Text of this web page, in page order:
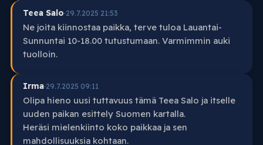
Teea Salo·29.7.2025 21:53
Ne joita kiinnostaa paikka, terve tuloa Lauantai-
Sunnuntai 10-18.00 tutustumaan. Varmimmin auki
tuolloin.
Irma·29.7.2025 09:11
Olipa hieno uusi tuttavuus tämä Teea Salo ja itselle
uuden paikan esittely Suomen kartalla.
Heräsi mielenkiinto koko paikkaa ja sen
mahdollisuuksia kohtaan.